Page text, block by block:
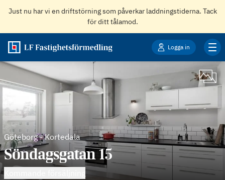
Just nu har vi en driftstörning som påverkar laddningstiderna. Tack
för ditt tålamod.
Logga in
Göteborg-Kortedala
Söndagsgatan 15